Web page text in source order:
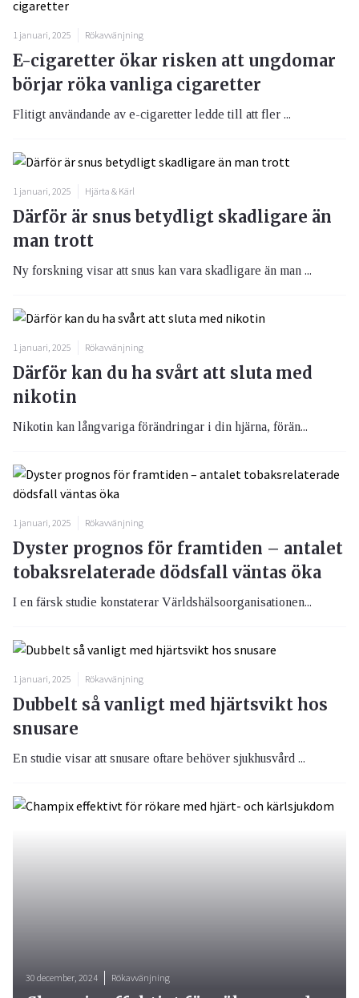
1 januari, 2025 Rökavvänjning
E-cigaretter ökar risken att ungdomar
börjar röka vanliga cigaretter
Flitigt användande av e-cigaretter ledde till att fler ...
1 januari, 2025 Hjärta & Kärl
Därför är snus betydligt skadligare än
man trott
Ny forskning visar att snus kan vara skadligare än man ...
1 januari, 2025 Rökavvänjning
Därför kan du ha svårt att sluta med
nikotin
Nikotin kan långvariga förändringar i din hjärna, förän...
1 januari, 2025 Rökavvänjning
Dyster prognos för framtiden – antalet
tobaksrelaterade dödsfall väntas öka
I en färsk studie konstaterar Världshälsoorganisationen...
1 januari, 2025 Rökavvänjning
Dubbelt så vanligt med hjärtsvikt hos
snusare
En studie visar att snusare oftare behöver sjukhusvård ...
30 december, 2024 Rökavvänjning